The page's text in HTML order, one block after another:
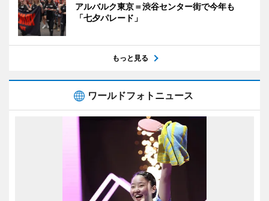
アルバルク東京＝渋谷センター街で今年も
「七夕パレード」
もっと見る
ワールドフォトニュース